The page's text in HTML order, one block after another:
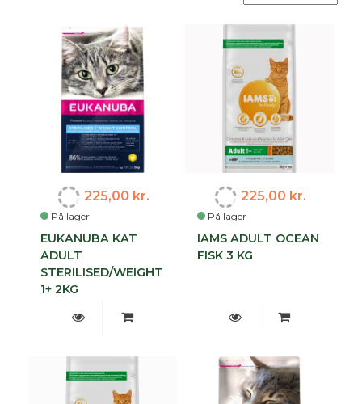
På lager
225,00 kr.
EUKANUBA KAT
ADULT
STERILISED/WEIGHT
1+ 2KG
På lager
225,00 kr.
IAMS ADULT OCEAN
FISK 3 KG